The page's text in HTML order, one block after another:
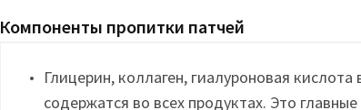
Компоненты пропитки патчей
Глицерин, коллаген, гиалуроновая
содержатся во всех продуктах. Это